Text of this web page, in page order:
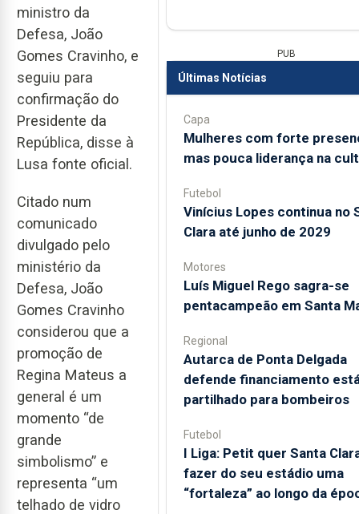
ministro da
Defesa, João
Gomes Cravinho, e
seguiu para
confirmação do
Presidente da
República, disse à
Lusa fonte oficial.
Citado num
comunicado
divulgado pelo
ministério da
Defesa, João
Gomes Cravinho
considerou que a
promoção de
Regina Mateus a
general é um
momento “de
grande
simbolismo” e
representa “um
telhado de vidro
PUB
Últimas Notícias
Capa
Mulheres com forte
mas pouca liderança na
Futebol
Vinícius Lopes continua no
Clara até junho de 2029
Motores
Luís Miguel Rego sagra-se
pentacampeão em Santa
Regional
Autarca de Ponta Delgada
defende financiamento
partilhado para bombeiros
Futebol
I Liga: Petit quer Santa
fazer do seu estádio uma
“fortaleza” ao longo da